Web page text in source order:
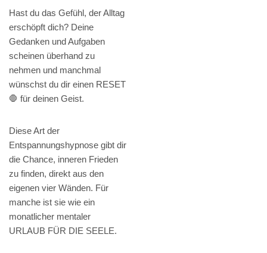
Hast du das Gefühl, der Alltag
erschöpft dich? Deine
Gedanken und Aufgaben
scheinen überhand zu
nehmen und manchmal
wünschst du dir einen RESET
🛑 für deinen Geist.
Diese Art der
Entspannungshypnose gibt dir
die Chance, inneren Frieden
zu finden, direkt aus den
eigenen vier Wänden. Für
manche ist sie wie ein
monatlicher mentaler
URLAUB FÜR DIE SEELE.